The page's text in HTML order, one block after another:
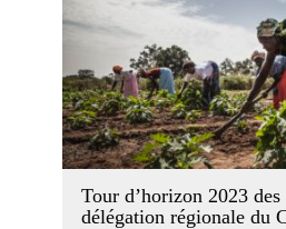
Tour d’horizon 2023
délégation régionale du